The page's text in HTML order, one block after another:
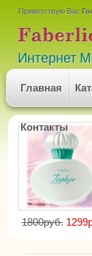
Приветствую Вас
Интернет
Главная
Контакты
1800руб.